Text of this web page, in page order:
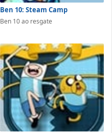
Ben 10: Steam Camp
Ben 10 ao resgate